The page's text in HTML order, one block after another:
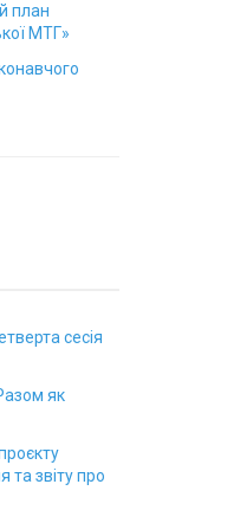
план
МТГ»
сесія
як
звіту про